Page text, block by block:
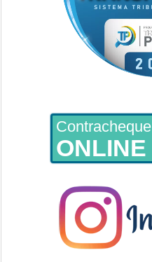
Contracheque
ONLINE